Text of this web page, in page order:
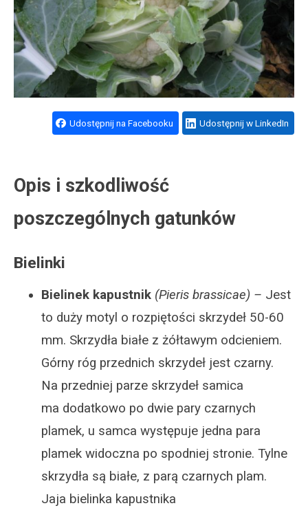
Udostępnij na Facebooku Udostępnij w LinkedIn
Opis i szkodliwość
poszczególnych gatunków
Bielinki
Bielinek kapustnik (Pieris brassicae) – Jest
to duży motyl o rozpiętości skrzydeł 50-60
mm. Skrzydła białe z żółtawym odcieniem.
Górny róg przednich skrzydeł jest czarny.
Na przedniej parze skrzydeł samica
ma dodatkowo po dwie pary czarnych
plamek, u samca występuje jedna para
plamek widoczna po spodniej stronie. Tylne
skrzydła są białe, z parą czarnych plam.
Jaja bielinka kapustnika